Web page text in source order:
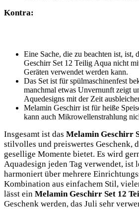
Kontra:
Eine Sache, die zu beachten ist, ist,
Geschirr Set 12 ​Teilig ⁤Aqua nicht
Geräten verwendet werden kann.
Das‌ Set⁢ ist für ​spülmaschinenfest
manchmal etwas ⁤Unvernunft zeigt
Aquedesigns mit⁢ der ‍Zeit
Melamin Geschirr ist für heiße
kann auch⁤ Mikrowellenstrahlung
Insgesamt ist⁢ das Melamin Geschirr
stilvolles und preiswertes Geschenk,
gesellige Momente bietet. Es wird
‌Aquadesign jeden Tag verwendet, ist
harmoniert über mehrere
Kombination aus ⁣einfachem Stil,
lässt ein Melamin Geschirr Set 12
Geschenk‍ werden, das ​Juli sehr